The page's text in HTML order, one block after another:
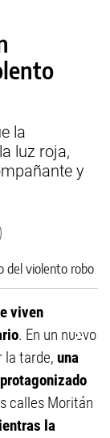
la
luz roja,
y
viven
. En un nuevo
la tarde, una
calles Moritán
la